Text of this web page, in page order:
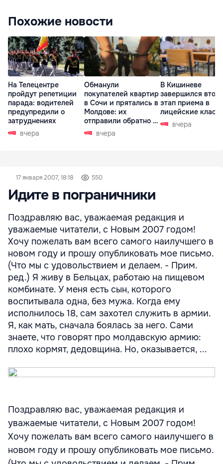
Похожие новости
На Телецентре
пройдут репетиции
парада: водителей
предупредили о
затруднениях
вчера
Обманули
покупателей квартир
в Сочи и прятались в
Молдове: их
отправили обратно в
РФ вчера
В Кишиневе
завершился
этап приема в
лицейские
вчера
17 января 2007, 18:18 550
Идите в пограничники
Поздравляю вас, уважаемая редакция и
уважаемые читатели, с Новым 2007 годом!
Хочу пожелать вам всего самого наилучшего в
новом году и прошу опубликовать мое письмо.
(Что мы с удовольствием и делаем. - Прим.
ред.) Я живу в Бельцах, работаю на пищевом
комбинате. У меня есть сын, которого
воспитывала одна, без мужа. Когда ему
исполнилось 18, сам захотел служить в армии.
Я, как мать, сначала боялась за него. Сами
знаете, что говорят про молдавскую армию:
плохо кормят, дедовщина. Но, оказывается, ...
Поздравляю вас, уважаемая редакция и
уважаемые читатели, с Новым 2007 годом!
Хочу пожелать вам всего самого наилучшего в
новом году и прошу опубликовать мое письмо.